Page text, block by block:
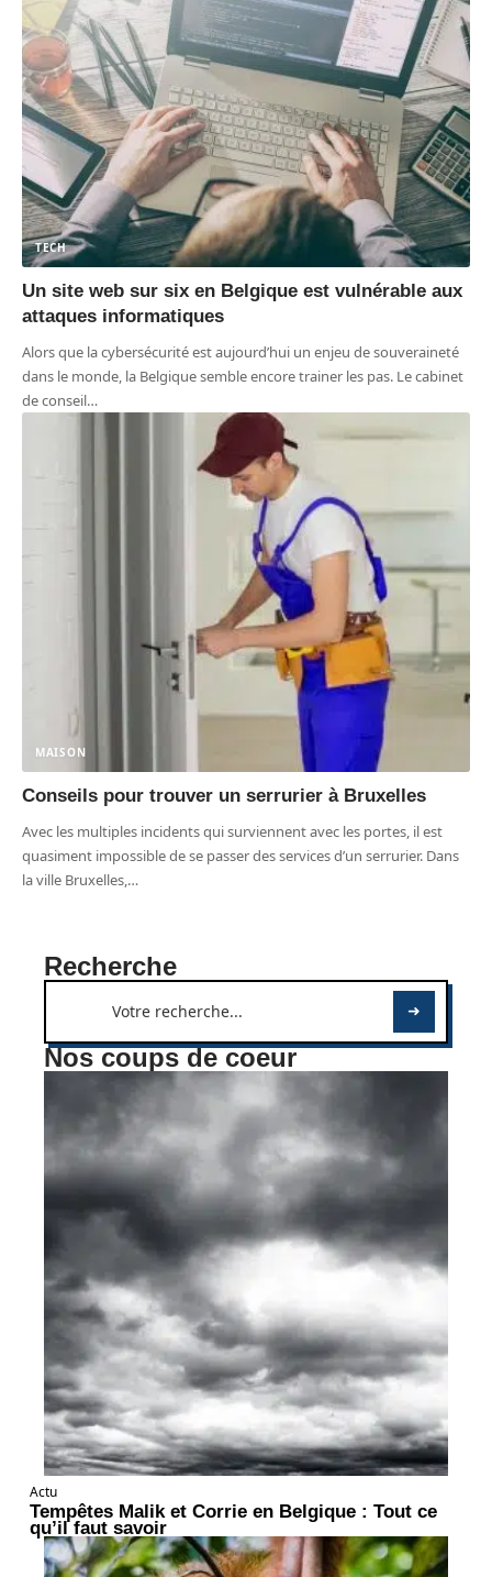
TECH
Un site web sur six en Belgique est vulnérable aux
attaques informatiques
Alors que la cybersécurité est aujourd’hui un enjeu de souveraineté
dans le monde, la Belgique semble encore trainer les pas. Le cabinet
de conseil…
MAISON
Conseils pour trouver un serrurier à Bruxelles
Avec les multiples incidents qui surviennent avec les portes, il est
quasiment impossible de se passer des services d’un serrurier. Dans
la ville Bruxelles,…
Recherche
Nos coups de coeur
Actu
Tempêtes Malik et Corrie en Belgique : Tout ce
qu’il faut savoir